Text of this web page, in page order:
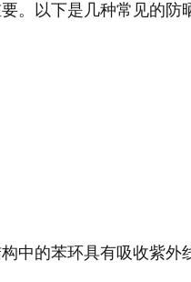
。以下是几种常见的防
中的苯环具有吸收紫外